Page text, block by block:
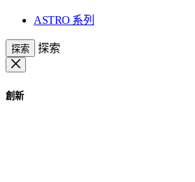
ASTRO 系列
探索 探索
創新